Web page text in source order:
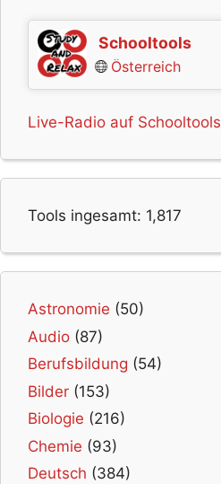
Schooltools
Österreich
Live-Radio auf Schooltools
Tools ingesamt: 1,817
Astronomie (50)
Audio (87)
Berufsbildung (54)
Bilder (153)
Biologie (216)
Chemie (93)
Deutsch (384)